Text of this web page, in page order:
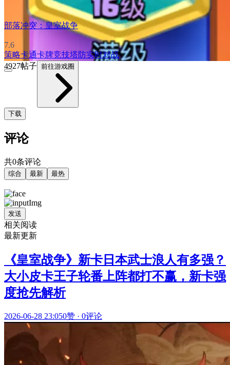
部落冲突：皇室战争
7.6
策略卡通卡牌竞技塔防实时对战
4927帖子 前往游戏圈
下载
评论
共0条评论
综合 最新 最热
发送
相关阅读
最新更新
《皇室战争》新卡日本武士浪人有多强？
大小皮卡王子轮番上阵都打不赢，新卡强
度抢先解析
2026-06-28 23:050赞 · 0评论